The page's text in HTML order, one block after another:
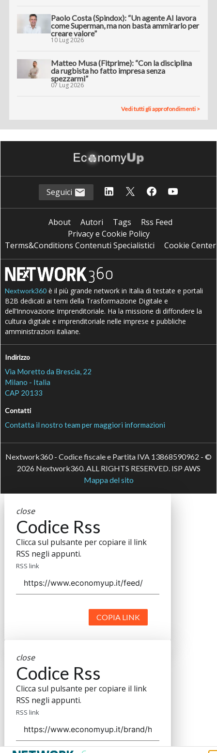
Paolo Costa (Spindox): “Un agente AI lavora
come Superman, ma non basta ammirarlo per
creare valore”
10 Lug 2026
Matteo Musa (Fitprime): “Con la disciplina
da rugbista ho fatto impresa senza
spezzarmi”
07 Lug 2026
Vedi tutti gli approfondimenti >
Seguici
About Autori Tags
Rss Feed
Privacy e Cookie Policy
Terms&Conditions Contenuti Specialistici
Cookie Center
Nextwork360 è il più grande network in Italia di testate e portali
B2B dedicati ai temi della Trasformazione Digitale e
dell’Innovazione Imprenditoriale. Ha la missione di diffondere la
cultura digitale e imprenditoriale nelle imprese e pubbliche
amministrazioni italiane.
Indirizzo
Via Moretto da Brescia, 22
Milano - Italia
CAP 20133
Contatti
Contatta il nostro team per maggiori informazioni
Nextwork360 - Codice fiscale e Partita IVA 13868590962 - ©
2026 Nextwork360. ALL RIGHTS RESERVED. ISP AWS
Mappa del sito
close
Codice Rss
Clicca sul pulsante per copiare il link
RSS negli appunti.
RSS link
COPIA LINK
close
Codice Rss
Clicca sul pulsante per copiare il link
RSS negli appunti.
RSS link